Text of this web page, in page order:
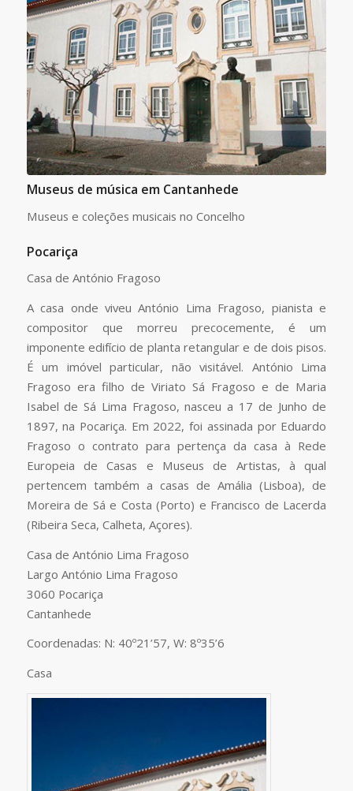
Museus de música em Cantanhede
Museus e coleções musicais no Concelho
Pocariça
Casa de António Fragoso
A casa onde viveu António Lima Fragoso, pianista e
compositor que morreu precocemente, é um
imponente edifício de planta retangular e de dois pisos.
É um imóvel particular, não visitável. António Lima
Fragoso era filho de Viriato Sá Fragoso e de Maria
Isabel de Sá Lima Fragoso, nasceu a 17 de Junho de
1897, na Pocariça. Em 2022, foi assinada por Eduardo
Fragoso o contrato para pertença da casa à Rede
Europeia de Casas e Museus de Artistas, à qual
pertencem também a casas de Amália (Lisboa), de
Moreira de Sá e Costa (Porto) e Francisco de Lacerda
(Ribeira Seca, Calheta, Açores).
Casa de António Lima Fragoso
Largo António Lima Fragoso
3060 Pocariça
Cantanhede
Coordenadas: N: 40º21’57, W: 8º35’6
Casa